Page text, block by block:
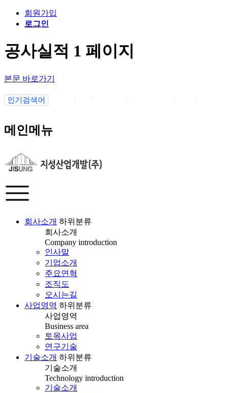
회원가입
로그인
공사실적 1 페이지
본문 바로가기
인기검색어
메인메뉴
회사소개 하위분류
회사소개
Company introduction
인사말
기업소개
주요연혁
조직도
오시는길
사업영역 하위분류
사업영역
Business area
토목사업
연구기술
기술소개 하위분류
기술소개
Technology introduction
기술소개